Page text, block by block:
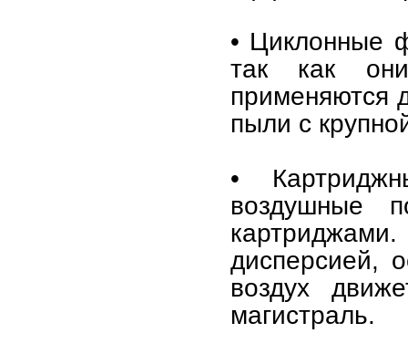
• Циклонные
так как
применяются
пыли с
•
воздушные
дисперсией,
воздух
магистраль.